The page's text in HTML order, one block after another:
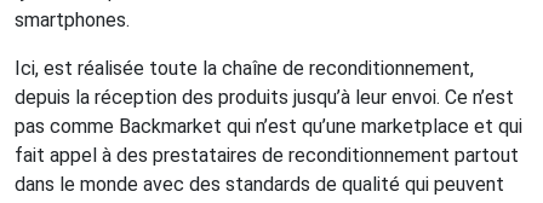
smartphones.
Ici, est réalisée toute la chaîne de reconditionnement,
depuis la réception des produits jusqu’à leur envoi. Ce n’est
pas comme Backmarket qui n’est qu’une marketplace et qui
fait appel à des prestataires de reconditionnement partout
dans le monde avec des standards de qualité qui peuvent